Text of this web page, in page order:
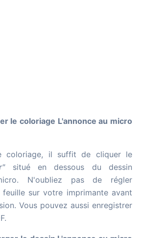
le coloriage L'annonce au micro
coloriage, il suffit de cliquer le
situé en dessous du dessin
N'oubliez pas de régler
sur votre imprimante avant
Vous pouvez aussi enregistrer